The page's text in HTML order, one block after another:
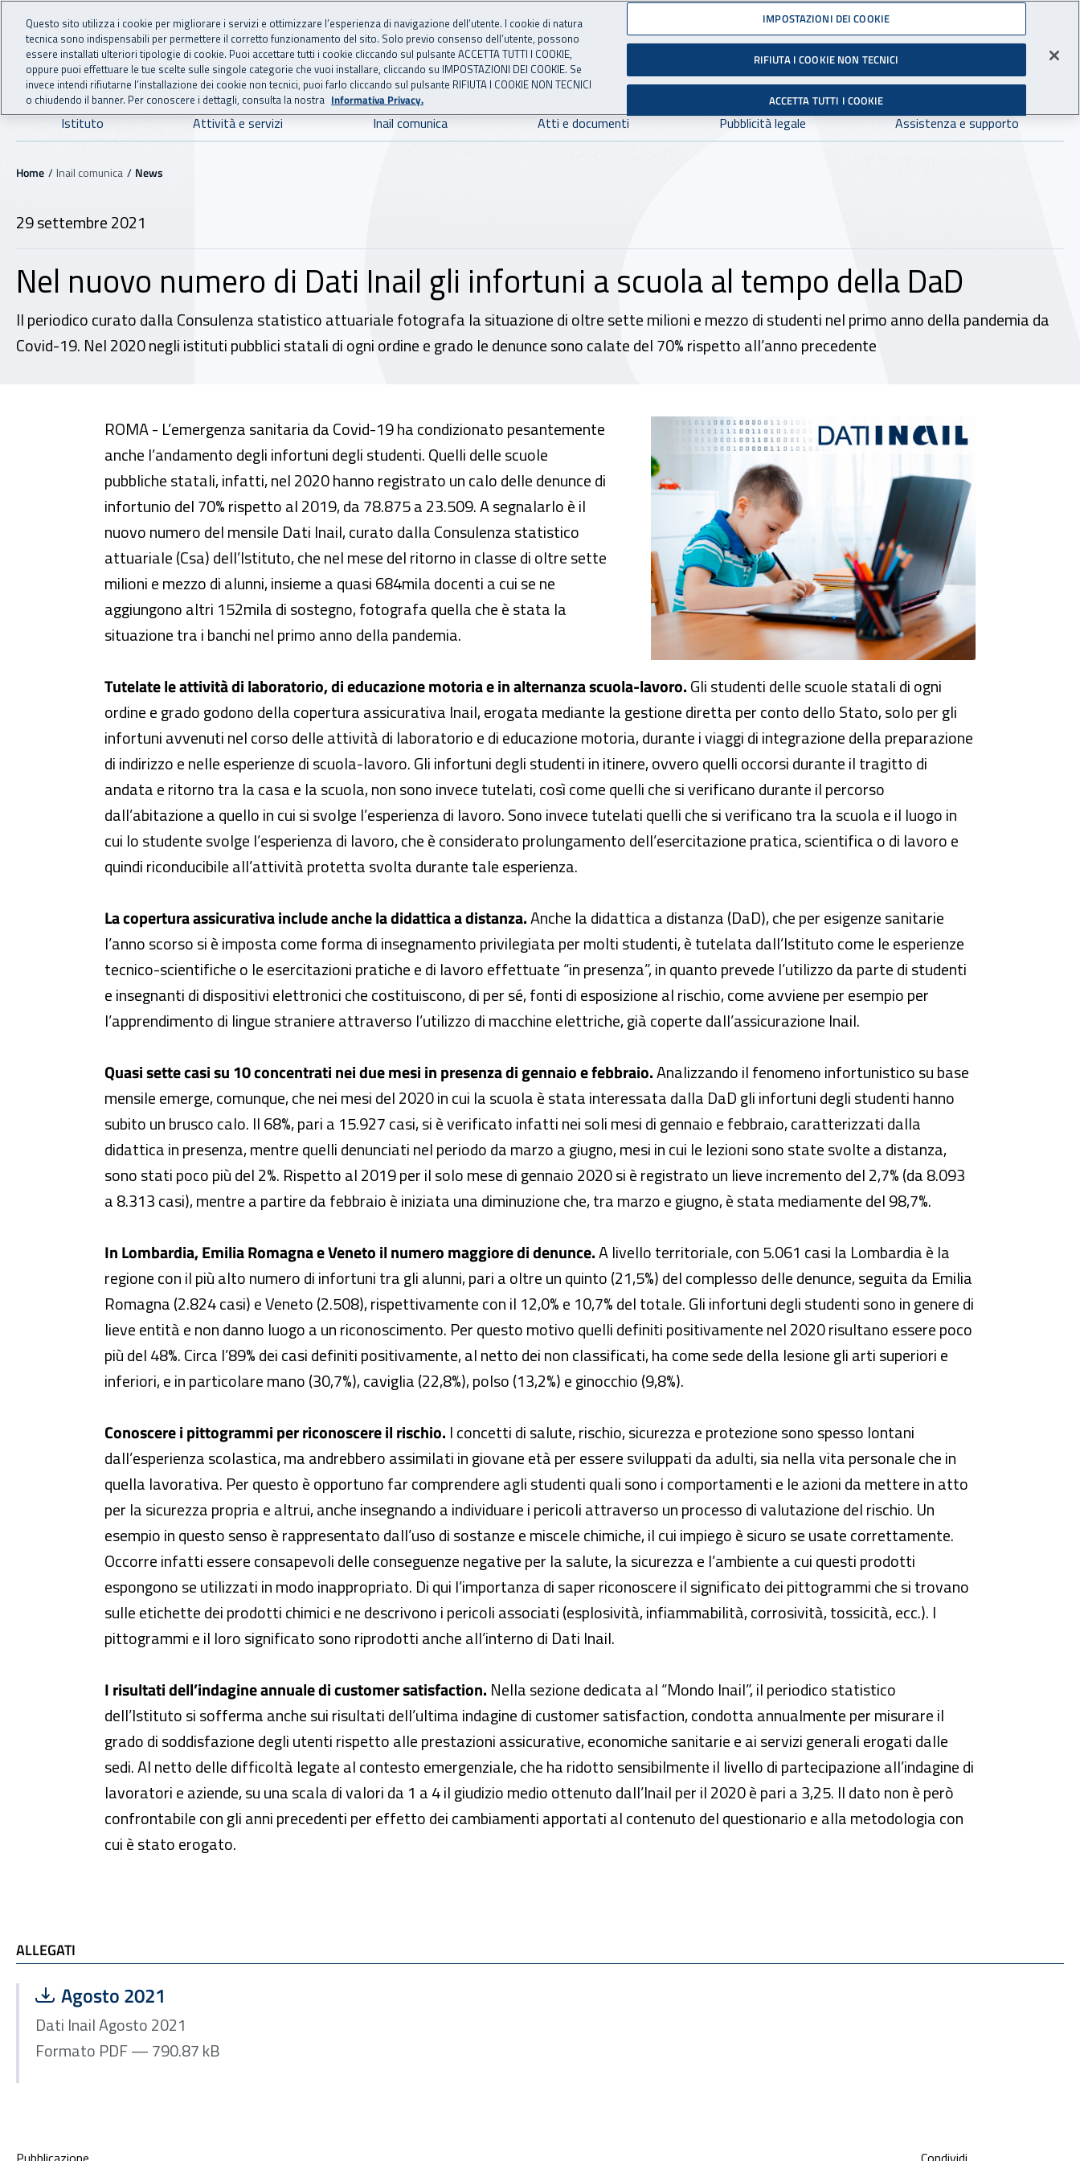
Vai al menu principale
Vai al contenuto principale
INAIL - Istituto Nazionale per l'Assicurazione contro gli Infortuni sul Lavoro
Facebook - Sito esterno - Apertura in nuova finestra
X - Sito esterno - Apertura in nuova finestra
Instagram - Sito esterno - Apertura in
Linkedin - Sito esterno -
Youtube - Sito esterno -
Tiktok - SitoSpreaker -
Dove cercare:
in:tutto INAIL.it
Navigazione principale
Istituto Attività e servizi Inail comunica Atti e documenti Pubblicità legale Assistenza e supporto
Navigazione - Ti trovi in:
Home Inail comunica News
29 settembre 2021
Nel nuovo numero di Dati Inail gli infortuni a scuola al tempo della DaD
Il periodico curato dalla Consulenza statistico attuariale fotografa la situazione di oltre sette milioni e mezzo di studenti nel primo anno della pandemia da
Covid-19. Nel 2020 negli istituti pubblici statali di ogni ordine e grado le denunce sono calate del 70% rispetto all’anno precedente
Nel nuovo numero di Dati Inail gli infortuni a scuola al tempo della DaD
ROMA - L’emergenza sanitaria da Covid-19 ha condizionato pesantemente
anche l’andamento degli infortuni degli studenti. Quelli delle scuole
pubbliche statali, infatti, nel 2020 hanno registrato un calo delle denunce di
infortunio del 70% rispetto al 2019, da 78.875 a 23.509. A segnalarlo è il
nuovo numero del mensile Dati Inail, curato dalla Consulenza statistico
attuariale (Csa) dell’Istituto, che nel mese del ritorno in classe di oltre sette
milioni e mezzo di alunni, insieme a quasi 684mila docenti a cui se ne
aggiungono altri 152mila di sostegno, fotografa quella che è stata la
situazione tra i banchi nel primo anno della pandemia.
Tutelate le attività di laboratorio, di educazione motoria e in alternanza scuola-lavoro.Gli studenti delle scuole statali di ogni
ordine e grado godono della copertura assicurativa Inail, erogata mediante la gestione diretta per conto dello Stato, solo per gli
infortuni avvenuti nel corso delle attività di laboratorio e di educazione motoria, durante i viaggi di integrazione della preparazione
di indirizzo e nelle esperienze di scuola-lavoro. Gli infortuni degli studenti in itinere, ovvero quelli occorsi durante il tragitto di
andata e ritorno tra la casa e la scuola, non sono invece tutelati, così come quelli che si verificano durante il percorso
dall’abitazione a quello in cui si svolge l’esperienza di lavoro. Sono invece tutelati quelli che si verificano tra la scuola e il luogo in
cui lo studente svolge l’esperienza di lavoro, che è considerato prolungamento dell’esercitazione pratica, scientifica o di lavoro e
quindi riconducibile all’attività protetta svolta durante tale esperienza.
La copertura assicurativa include anche la didattica a distanza.Anche la didattica a distanza (DaD), che per esigenze sanitarie
l’anno scorso si è imposta come forma di insegnamento privilegiata per molti studenti, è tutelata dall’Istituto come le esperienze
tecnico-scientifiche o le esercitazioni pratiche e di lavoro effettuate “in presenza”, in quanto prevede l’utilizzo da parte di studenti
e insegnanti di dispositivi elettronici che costituiscono, di per sé, fonti di esposizione al rischio, come avviene per esempio per
l’apprendimento di lingue straniere attraverso l’utilizzo di macchine elettriche, già coperte dall’assicurazione Inail.
Quasi sette casi su 10 concentrati nei due mesi in presenza di gennaio e febbraio.Analizzando il fenomeno infortunistico su base
mensile emerge, comunque, che nei mesi del 2020 in cui la scuola è stata interessata dalla DaD gli infortuni degli studenti hanno
subito un brusco calo. Il 68%, pari a 15.927 casi, si è verificato infatti nei soli mesi di gennaio e febbraio, caratterizzati dalla
didattica in presenza, mentre quelli denunciati nel periodo da marzo a giugno, mesi in cui le lezioni sono state svolte a distanza,
sono stati poco più del 2%. Rispetto al 2019 per il solo mese di gennaio 2020 si è registrato un lieve incremento del 2,7% (da 8.093
a 8.313 casi), mentre a partire da febbraio è iniziata una diminuzione che, tra marzo e giugno, è stata mediamente del 98,7%.
In Lombardia, Emilia Romagna e Veneto il numero maggiore di denunce.A livello territoriale, con 5.061 casi la Lombardia è la
regione con il più alto numero di infortuni tra gli alunni, pari a oltre un quinto (21,5%) del complesso delle denunce, seguita da Emilia
Romagna (2.824 casi) e Veneto (2.508), rispettivamente con il 12,0% e 10,7% del totale. Gli infortuni degli studenti sono in genere di
lieve entità e non danno luogo a un riconoscimento. Per questo motivo quelli definiti positivamente nel 2020 risultano essere poco
più del 48%. Circa l’89% dei casi definiti positivamente, al netto dei non classificati, ha come sede della lesione gli arti superiori e
inferiori, e in particolare mano (30,7%), caviglia (22,8%), polso (13,2%) e ginocchio (9,8%).
Conoscere i pittogrammi per riconoscere il rischio. I concetti di salute, rischio, sicurezza e protezione sono spesso lontani
dall’esperienza scolastica, ma andrebbero assimilati in giovane età per essere sviluppati da adulti, sia nella vita personale che in
quella lavorativa. Per questo è opportuno far comprendere agli studenti quali sono i comportamenti e le azioni da mettere in atto
per la sicurezza propria e altrui, anche insegnando a individuare i pericoli attraverso un processo di valutazione del rischio. Un
esempio in questo senso è rappresentato dall’uso di sostanze e miscele chimiche, il cui impiego è sicuro se usate correttamente.
Occorre infatti essere consapevoli delle conseguenze negative per la salute, la sicurezza e l’ambiente a cui questi prodotti
espongono se utilizzati in modo inappropriato. Di qui l’importanza di saper riconoscere il significato dei pittogrammi che si trovano
sulle etichette dei prodotti chimici e ne descrivono i pericoli associati (esplosività, infiammabilità, corrosività, tossicità, ecc.). I
pittogrammi e il loro significato sono riprodotti anche all’interno di Dati Inail.
I risultati dell’indagine annuale di customer satisfaction. Nella sezione dedicata al “Mondo Inail”, il periodico statistico
dell’Istituto si sofferma anche sui risultati dell’ultima indagine di customer satisfaction, condotta annualmente per misurare il
grado di soddisfazione degli utenti rispetto alle prestazioni assicurative, economiche sanitarie e ai servizi generali erogati dalle
sedi. Al netto delle difficoltà legate al contesto emergenziale, che ha ridotto sensibilmente il livello di partecipazione all’indagine di
lavoratori e aziende, su una scala di valori da 1 a 4 il giudizio medio ottenuto dall’Inail per il 2020 è pari a 3,25. Il dato non è però
confrontabile con gli anni precedenti per effetto dei cambiamenti apportati al contenuto del questionario e alla metodologia con
cui è stato erogato.
ALLEGATI
ALLEGATI
Scarica file:
Agosto 2021
Dati Inail Agosto 2021
Formato PDF — 790.87 kB
Questo sito utilizza i cookie per migliorare i servizi e ottimizzare l’esperienza di navigazione dell’utente. I cookie di natura
tecnica sono indispensabili per permettere il corretto funzionamento del sito. Solo previo consenso dell’utente, possono
essere installati ulteriori tipologie di cookie. Puoi accettare tutti i cookie cliccando sul pulsante ACCETTA TUTTI I COOKIE,
oppure puoi effettuare le tue scelte sulle singole categorie che vuoi installare, cliccando su IMPOSTAZIONI DEI COOKIE. Se
invece intendi rifiutarne l’installazione dei cookie non tecnici, puoi farlo cliccando sul pulsante RIFIUTA I COOKIE NON TECNICI
o chiudendo il banner. Per conoscere i dettagli, consulta la nostra Informativa Privacy.
IMPOSTAZIONI DEI COOKIE
RIFIUTA I COOKIE NON TECNICI
ACCETTA TUTTI I COOKIE